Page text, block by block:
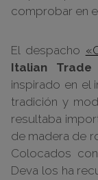
comprobar en
El despacho
Italian Trade
inspirado en el
tradición y
resultaba
de madera de
Colocados
Deva los ha